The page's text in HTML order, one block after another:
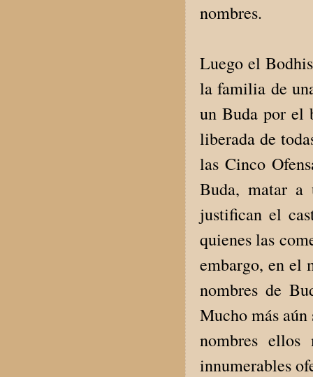
nombres.
Luego el
la familia de
un Buda por el
liberada de
las Cinco
Buda, matar a
justifican el
quienes las
embargo, en el
nombres de
Mucho más aún
nombres
innumerables